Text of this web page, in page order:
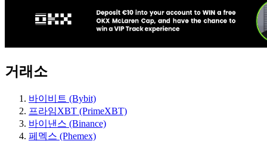
거래소
바이비트 (Bybit)
프라임XBT (PrimeXBT)
바이낸스 (Binance)
페멕스 (Phemex)